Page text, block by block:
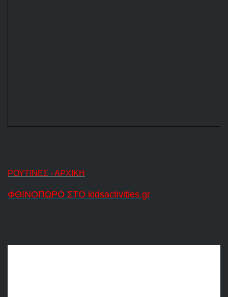
ΡΟΥΤΙΝΕΣ - ΑΡΧΙΚΗ
ΦΘΙΝΟΠΩΡΟ ΣΤΟ kidsactivities.gr